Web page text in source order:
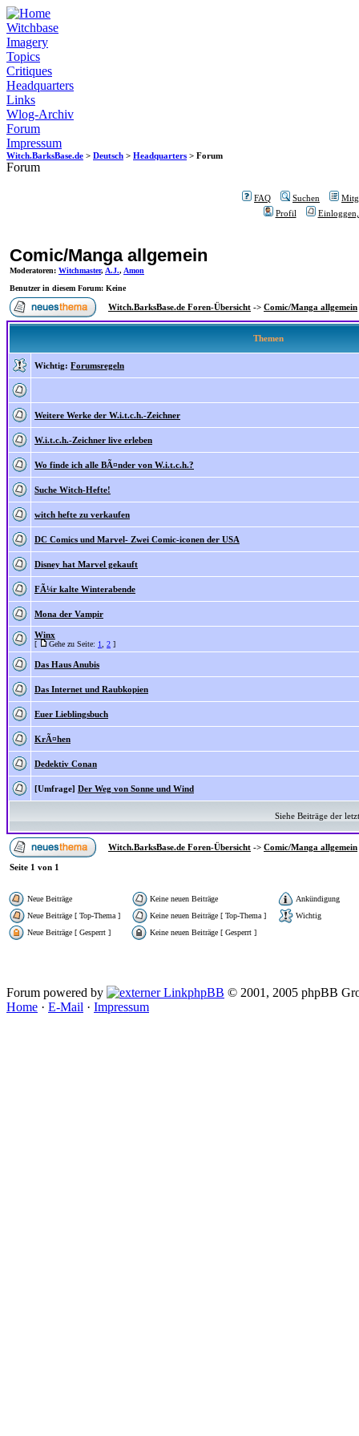
Witchbase
Imagery
Topics
Critiques
Headquarters
Links
Wlog-Archiv
Forum
Impressum
Witch.BarksBase.de > Deutsch > Headquarters > Forum
Forum
FAQ Suchen
Profil
Comic/Manga allgemein
Moderatoren: Witchmaster, A.J., Amon
Benutzer in diesem Forum: Keine
Witch.BarksBase.de Foren-Übersicht -> Comic/Manga allgemein
Themen
Wichtig: Forumsregeln
Weitere Werke der W.i.t.c.h.-Zeichner
W.i.t.c.h.-Zeichner live erleben
Wo finde ich alle BÃ¤nder von W.i.t.c.h.?
Suche Witch-Hefte!
witch hefte zu verkaufen
DC Comics und Marvel- Zwei Comic-iconen der USA
Disney hat Marvel gekauft
FÃ¼r kalte Winterabende
Mona der Vampir
Winx
[ Gehe zu Seite: 1 2 ]
Das Haus Anubis
Das Internet und Raubkopien
Euer Lieblingsbuch
KrÃ¤hen
Dedektiv Conan
[Umfrage] Der Weg von Sonne und Wind
Siehe Beiträge der
Witch.BarksBase.de Foren-Übersicht -> Comic/Manga allgemein
Seite 1 von 1
Neue Beiträge Keine neuen Beiträge
Ankündigung
Neue Beiträge [ Top-Thema ]
Keine neuen Beiträge [ Top-Thema ]
Wichtig
Neue Beiträge [ Gesperrt ]
Keine neuen Beiträge [ Gesperrt ]
Forum powered by phpBB © 2001, 2005 phpBB
Home · E-Mail · Impressum